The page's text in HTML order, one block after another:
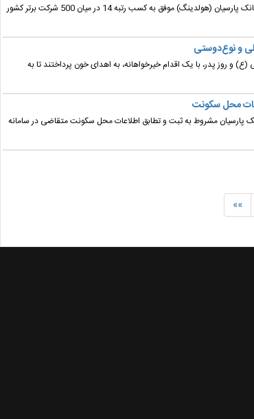
نمایه بانک : در جدیدترین رتبه‌بندی شرکت‌های برتر ایران (IMI-100)، بانک پارسیان (هولدینگ) موفق به کسب رتبه 14 در میان 500 شرکت برتر کشور
و نوع‌دوستی
و روز پدر، با یک اقدام خیرخواهانه، به اهدای خون پرداختند تا به
محل سکونت
در بانک پارسیان مشروط به ثبت و تطابق اطلاعات محل سکونت متقاضی در سامانه
»»